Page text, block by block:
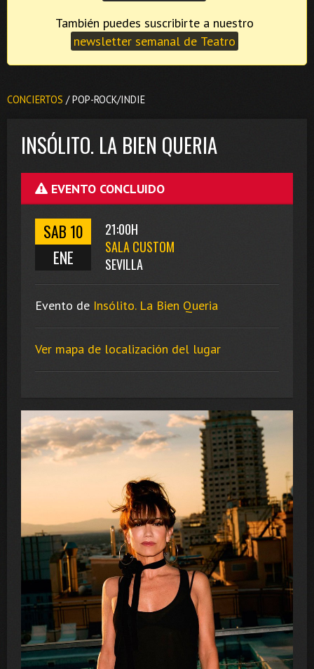
newsletter semanal de Teatro
CONCIERTOS / POP-ROCK/INDIE
INSÓLITO. LA BIEN QUERIA
EVENTO CONCLUIDO
SAB 10
ENE
21:00H
SALA CUSTOM
SEVILLA
Evento de Insólito. La Bien Queria
Ver mapa de localización del lugar